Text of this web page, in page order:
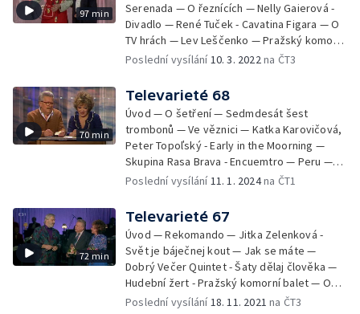
97 min
Serenada — O řeznících — Nelly Gaierová -
Divadlo — René Tuček - Cavatina Figara — O
TV hrách — Lev Leščenko — Pražský komorní
balet — Dispečink - Ach synku synku — Duo
eskamotáž s koulemi — O nových slovech —
Lorraine Craig - Už jsem tě našla — Alla a
Petr Čebotarevovi - Espana cani — Institut
předmanželské výchovy — Glenn Miller
Story — Tanec farmářů - Balet ČST — O
cestování — Salvatore Adamo - Mare —
Salvatore Adamo - Mon cheval de bois —
Poslední vysílání10. 3. 2022na ČT3
70 min
Televarieté 68
Úvod — O šetření — Sedmdesát šest
trombonů — Ve věznici — Katka Karovičová,
Peter Topoľský - Early in the Moorning —
Skupina Rasa Brava - Encuemtro — Peru —
Marcela Králová - Víš jak, víš proč — Alexej a
paní Coty/ — Petra Janů - Má pouť — V
nemocnici — Sandy Lomax - Summertime —
Sandy Lomax - Night in Tunisia — Taneční klub
Vítkovice - Espaňa-valčík — Vizitky — Martha
a Tena Elefteriadu - Zamajka — McDonald
apod.+ rozhovor s K.Gottem — Karel Gott -
Svět je svět, ne ráj — Závěr
Poslední vysílání11. 1. 2024na ČT1
72 min
Televarieté 67
Úvod — Rekomando — Jitka Zelenková -
Svět je báječnej kout — Jak se máte —
Dobrý Večer Quintet - Šaty dělaj člověka —
Hudební žert - Pražský komorní balet — O
uších — Rudolf Rokl - Most přes rozbouřené
Poslední vysílání18. 11. 2021 na ČT3